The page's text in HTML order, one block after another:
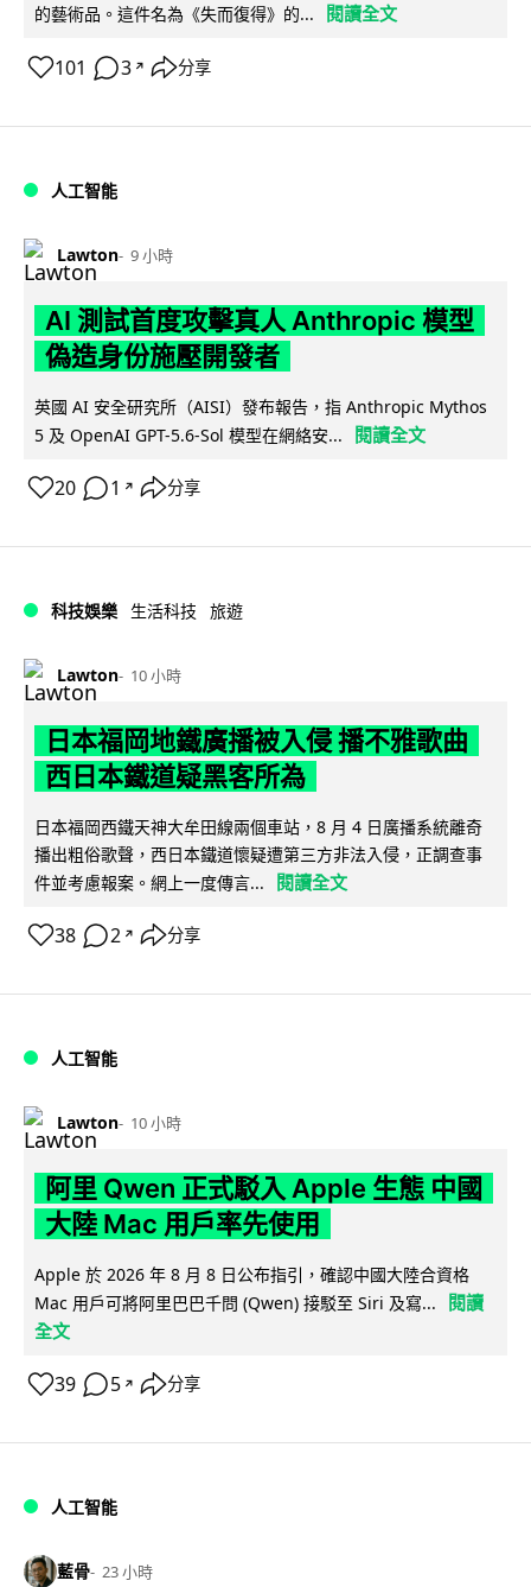
的藝術品。這件名為《失而復得》的...
閱讀全文
101 3 ↗ 分享
人工智能
Lawton 9 小時
AI 測試首度攻擊真人 Anthropic 模型
偽造身份施壓開發者
英國 AI 安全研究所（AISI）發布報告，指 Anthropic Mythos
5 及 OpenAI GPT-5.6-Sol 模型在網絡安...
閱讀全文
20 1 ↗ 分享
科技娛樂 生活科技 旅遊
Lawton 10 小時
日本福岡地鐵廣播被入侵 播不雅歌曲
西日本鐵道疑黑客所為
日本福岡西鐵天神大牟田線兩個車站，8 月 4 日廣播系統離奇
播出粗俗歌聲，西日本鐵道懷疑遭第三方非法入侵，正調查事
件並考慮報案。網上一度傳言...
閱讀全文
38 2 ↗ 分享
人工智能
Lawton 10 小時
阿里 Qwen 正式駁入 Apple 生態 中國
大陸 Mac 用戶率先使用
Apple 於 2026 年 8 月 8 日公布指引，確認中國大陸合資格
Mac 用戶可將阿里巴巴千問 (Qwen) 接駁至 Siri 及寫...
閱讀
全文
39 5 ↗ 分享
人工智能
藍骨 23 小時